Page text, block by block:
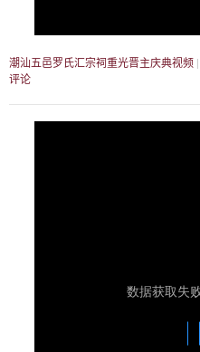
潮汕五邑罗氏汇宗祠重光晋主庆典视频
评论